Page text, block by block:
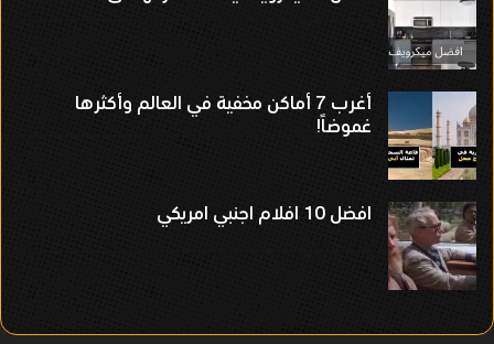
أغرب 7 أماكن مخفية في العالم وأكثرها
غموضاً!
افضل 10 افلام اجنبي امريكي